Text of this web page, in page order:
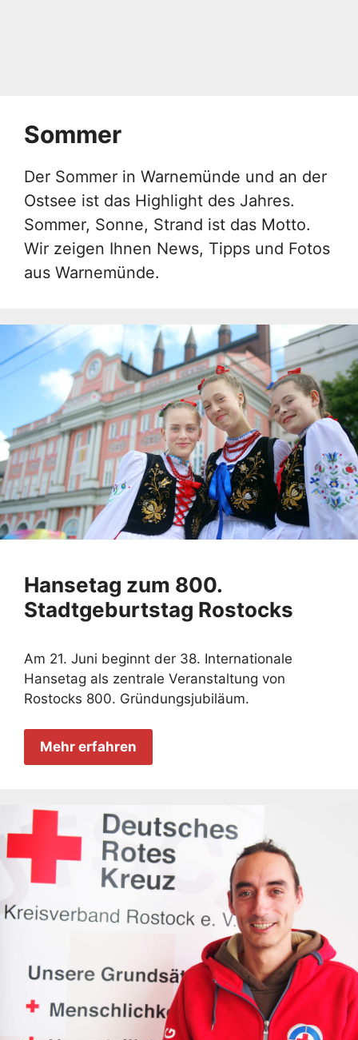
Sommer
Der Sommer in Warnemünde und an der
Ostsee ist das Highlight des Jahres.
Sommer, Sonne, Strand ist das Motto.
Wir zeigen Ihnen News, Tipps und Fotos
aus Warnemünde.
Hansetag zum 800.
Stadtgeburtstag Rostocks
Am 21. Juni beginnt der 38. Internationale
Hansetag als zentrale Veranstaltung von
Rostocks 800. Gründungsjubiläum.
Mehr erfahren